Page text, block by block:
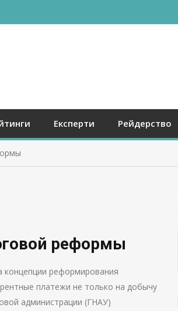
Експерти Рейдерство
реформы
реформирования
платежи не только на добычу
администрации (ГНАУ)